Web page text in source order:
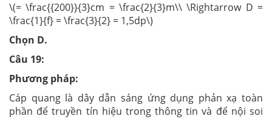
\(= \frac{{200}}{3}cm = \frac{2}{3}m\\ \Rightarrow D =
\frac{1}{f} = \frac{3}{2} = 1,5dp\)
Chọn D.
Câu 19:
Phương pháp:
Cáp quang là dây dẫn sáng ứng dụng phản xạ toàn
phần để truyền tín hiệu trong thông tin và để nội soi